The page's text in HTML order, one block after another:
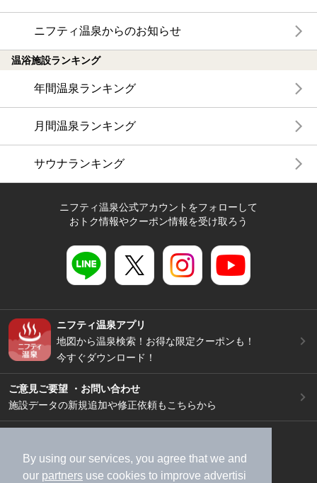
By using our services, you agree that we and
our partners use cookies to improve advertisi
ニフティ温泉からのお知らせ
温浴施設ランキング
年間温泉ランキング
月間温泉ランキング
サウナランキング
ニフティ温泉公式アカウントをフォローして
おトク情報やクーポン情報を受け取ろう
ニフティ温泉アプリ
地図から温泉検索！お得な限定クーポンも！
今すぐダウンロード！
ご意見ご要望 ・お問い合わせ
施設データの新規追加や修正依頼もこちらから
加盟店募集（資料請求）
広告出稿のご案内
利用規約
ライフスタイルMEMBERS+規約